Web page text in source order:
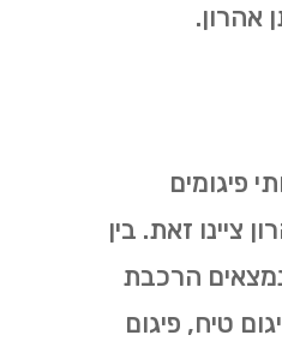
אהרון.
פיגומים
ציינו זאת. בין
הרכבת
טיח, פיגום